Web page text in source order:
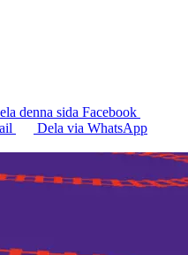
denna sida Facebook
Dela via WhatsApp